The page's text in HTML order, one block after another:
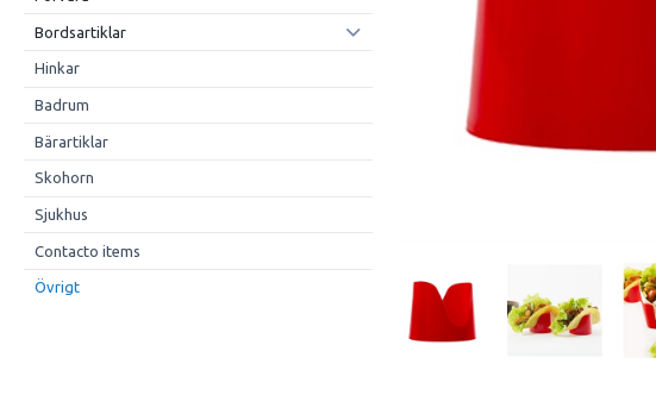
Bordsartiklar
Hinkar
Badrum
Bärartiklar
Skohorn
Sjukhus
Contacto items
Övrigt